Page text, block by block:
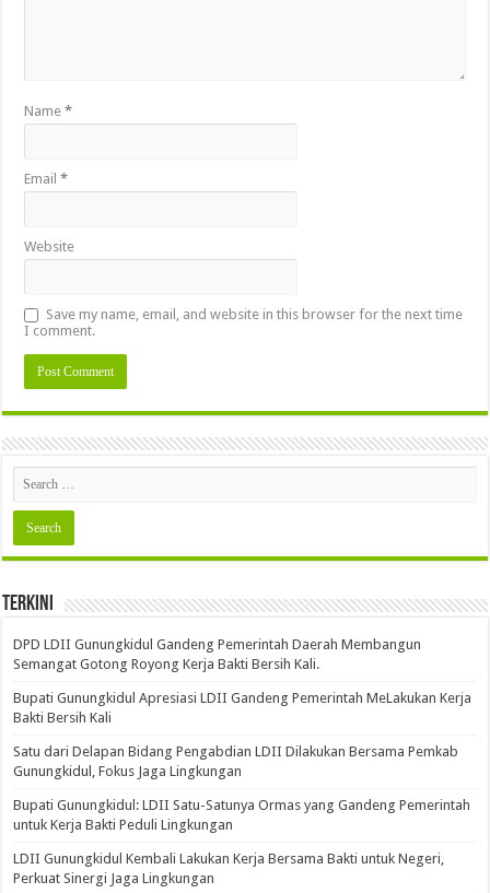
Name*
Email*
Website
Save my name, email, and website in this browser for the next time
I comment.
Terkini
DPD LDII Gunungkidul Gandeng Pemerintah Daerah Membangun
Semangat Gotong Royong Kerja Bakti Bersih Kali.
Bupati Gunungkidul Apresiasi LDII Gandeng Pemerintah MeLakukan Kerja
Bakti Bersih Kali ‎
Satu dari Delapan Bidang Pengabdian LDII Dilakukan Bersama Pemkab
Gunungkidul, Fokus Jaga Lingkungan
Bupati Gunungkidul: LDII Satu-Satunya Ormas yang Gandeng Pemerintah
untuk Kerja Bakti Peduli Lingkungan
LDII Gunungkidul Kembali Lakukan Kerja Bersama Bakti untuk Negeri,
Perkuat Sinergi Jaga Lingkungan